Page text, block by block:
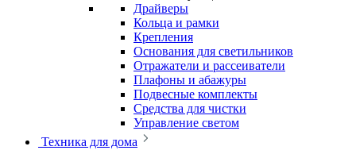
Драйверы
Кольца и рамки
Крепления
Основания для светильников
Отражатели и рассеиватели
Плафоны и абажуры
Подвесные комплекты
Средства для чистки
Управление светом
Техника для дома